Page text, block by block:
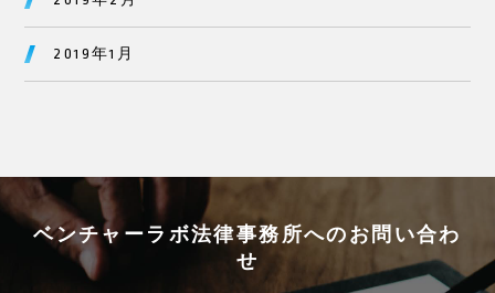
2019年1月
ベンチャーラボ法律事務所へのお問い合わ
せ